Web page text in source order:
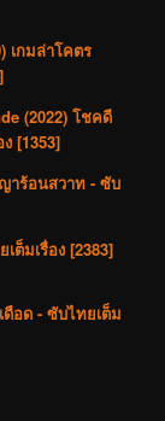
เกมล่าโคตร
(2022) โชคดี
[1353]
าร้อนสวาท - ซับ
ต็มเรื่อง [2383]
ดือด - ซับไทยเต็ม